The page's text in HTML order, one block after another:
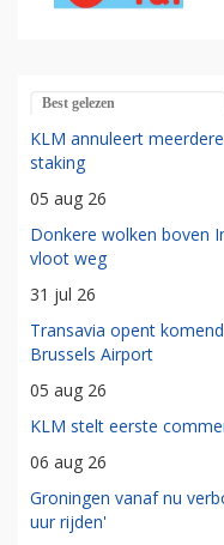
Best gelezen
KLM annuleert
staking
05 aug 26
Donkere wolken boven
vloot weg
31 jul 26
Transavia opent
Brussels Airport
05 aug 26
KLM stelt eerste
06 aug 26
Groningen vanaf nu
uur rijden'